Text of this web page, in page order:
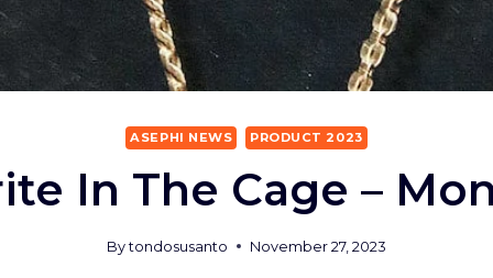
ASEPHI NEWS PRODUCT 2023
In The Cage –
By tondosusanto November 27, 2023